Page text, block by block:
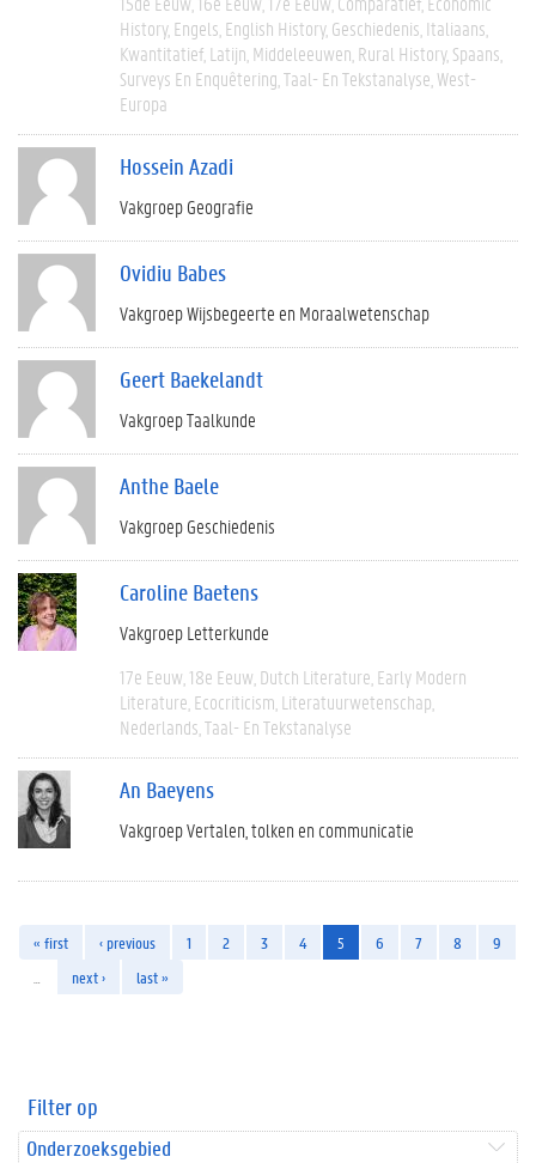
History Engels English History Geschiedenis Italiaans
Kwantitatief Latijn Middeleeuwen Rural History Spaans
Surveys En Enquêtering Taal- En Tekstanalyse West-
Europa
Hossein Azadi
Vakgroep Geografie
Ovidiu Babes
Vakgroep Wijsbegeerte en Moraalwetenschap
Geert Baekelandt
Vakgroep Taalkunde
Anthe Baele
Vakgroep Geschiedenis
Caroline Baetens
Vakgroep Letterkunde
17e Eeuw 18e Eeuw Dutch Literature Early Modern
Literature Ecocriticism Literatuurwetenschap
Nederlands Taal- En Tekstanalyse
An Baeyens
Vakgroep Vertalen, tolken en communicatie
« first ‹ previous 1 2 3 4 5 6 7 8
9
next › last »
Filter op
Onderzoeksgebied